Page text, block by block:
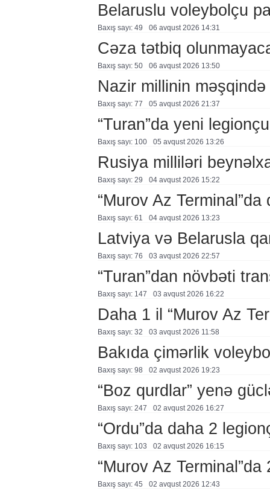
Belaruslu voleybolçu
Baxış sayı: 49 06 avqust 2026 14:31
Cəza tətbiq
Baxış sayı: 50 06 avqust 2026 13:50
Nazir millinin
Baxış sayı: 77 05 avqust 2026 21:37
“Turan”da yeni legionçu
Baxış sayı: 100 05 avqust 2026 13:26
Rusiya milliləri
Baxış sayı: 29 04 avqust 2026 15:22
“Murov Az
Baxış sayı: 61 04 avqust 2026 13:23
Latviya və Belarusla
Baxış sayı: 76 03 avqust 2026 22:57
“Turan”dan növbəti
Baxış sayı: 147 03 avqust 2026 16:22
Daha 1 il “Murov Az
Baxış sayı: 32 03 avqust 2026 11:58
Bakıda çimərlik
Baxış sayı: 98 02 avqust 2026 19:23
“Boz qurdlar” yenə
Baxış sayı: 247 02 avqust 2026 16:27
“Ordu”da daha 2
Baxış sayı: 103 02 avqust 2026 16:15
“Murov Az
Baxış sayı: 45 02 avqust 2026 12:43